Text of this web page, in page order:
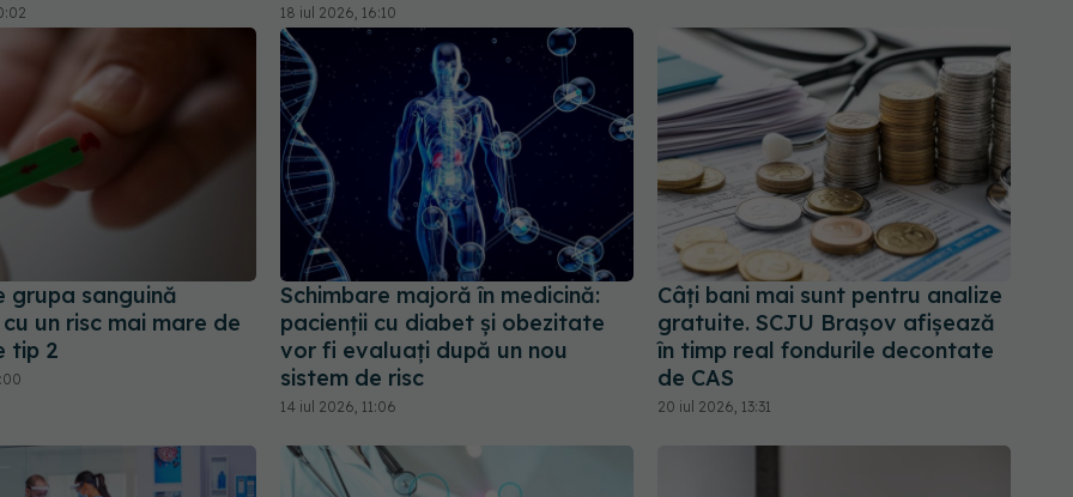
18 iul 2026, 16:10
grupa sanguină
un risc mai mare de
tip 2
Schimbare majoră în medicină:
pacienții cu diabet și obezitate
vor fi evaluați după un nou
sistem de risc
14 iul 2026, 11:06
Câți bani mai sunt pentru analize
gratuite. SCJU Brașov afișează
în timp real fondurile decontate
de CAS
20 iul 2026, 13:31